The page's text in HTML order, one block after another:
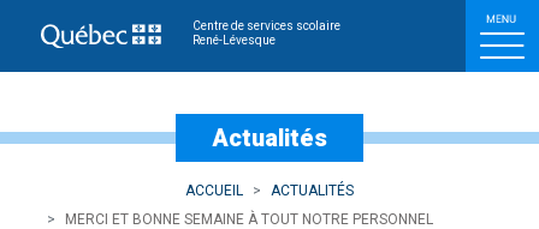
Centre de services scolaire
René-Lévesque
Merci et bonne
Actualités
ACCUEIL
ACTUALITÉS
MERCI ET BONNE SEMAINE À TOUT NOTRE PERSONNEL